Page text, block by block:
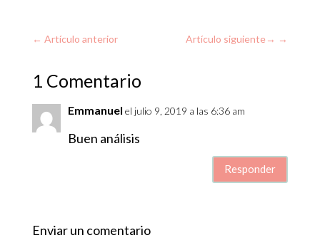
← Artículo anterior Artículo siguiente →
1 Comentario
Emmanuel el julio 9, 2019 a las 6:36 am
Buen análisis
Responder
Enviar un comentario